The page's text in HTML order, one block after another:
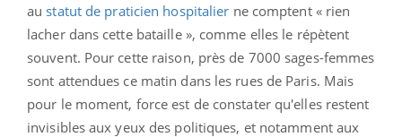
au statut de praticien hospitalier ne comptent « rien
lacher dans cette bataille », comme elles le répètent
souvent. Pour cette raison, près de 7000 sages-femmes
sont attendues ce matin dans les rues de Paris. Mais
pour le moment, force est de constater qu'elles restent
invisibles aux yeux des politiques, et notamment aux